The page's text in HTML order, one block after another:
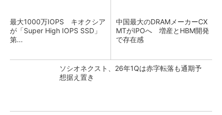
最大1000万IOPS キオクシア
が「Super High IOPS SSD」
第...
中国最大のDRAMメーカーCX
MTがIPOへ 増産とHBM開発
で存在感
ソシオネクスト、26年1Qは赤字転落も通期予
想据え置き